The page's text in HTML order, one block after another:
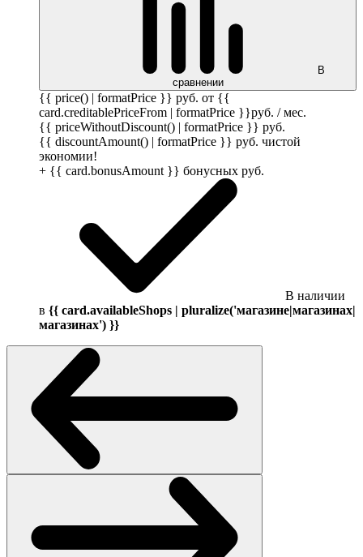
В
сравнении
{{ price() | formatPrice }} руб. от {{
card.creditablePriceFrom | formatPrice }}руб. / мес.
{{ priceWithoutDiscount() | formatPrice }} руб.
{{ discountAmount() | formatPrice }} руб. чистой
экономии!
+ {{ card.bonusAmount }} бонусных руб.
В наличии
в {{ card.availableShops | pluralize('магазине|магазинах|
магазинах') }}